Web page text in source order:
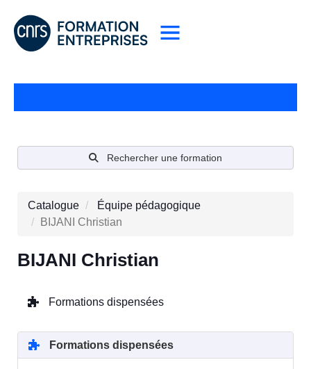
Rechercher une formation
Catalogue
Équipe pédagogique
BIJANI Christian
BIJANI Christian
Formations dispensées
Formations dispensées